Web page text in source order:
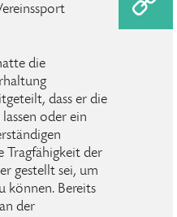
die
dass er die
oder ein
Tragfähigkeit der
gestellt sei, um
können. Bereits
der